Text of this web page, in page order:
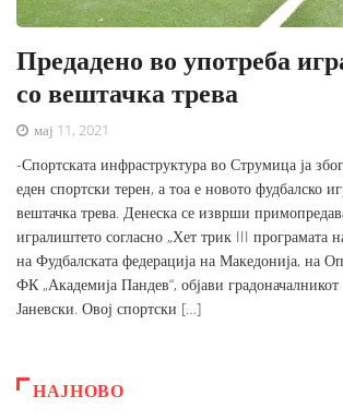
Предадено во употреба
со вештачка трева
мај 11, 2021
-Спортската инфраструктура во Струмица ја
еден спортски терен, а тоа е новото фудбалско
вештачка трева. Денеска се изврши
игралиштето согласно „Хет трик III програмата
на Фудбалската федерација на Македонија, на
ФК „Академија Пандев“, објави
Јаневски. Овој спортски […]
НАЈНОВО